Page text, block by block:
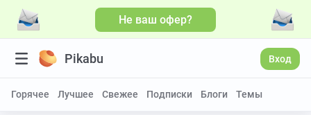
Не ваш офер?
Pikabu Вход
Горячее Лучшее Свежее Подписки Блоги Темы